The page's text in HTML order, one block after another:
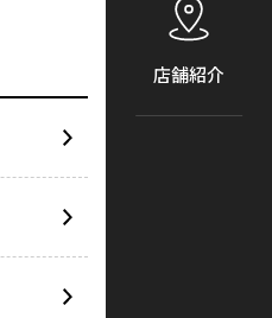
店舗紹介